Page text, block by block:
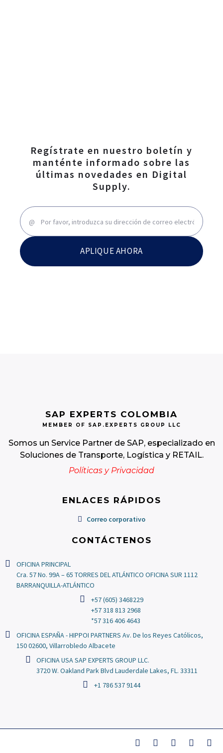
Regístrate en nuestro boletín y
manténte informado sobre las
últimas novedades en Digital
Supply.
APLIQUE AHORA
SAP EXPERTS COLOMBIA
MEMBER OF SAP.EXPERTS GROUP LLC
Somos un Service Partner de SAP, especializado en
Soluciones de Transporte, Logística y RETAIL.
Políticas y Privacidad
ENLACES RÁPIDOS
Correo corporativo
CONTÁCTENOS
OFICINA PRINCIPAL
Cra. 57 No. 99A – 65 TORRES DEL ATLÁNTICO OFICINA SUR 1112
BARRANQUILLA-ATLÁNTICO
+57 (605) 3468229
+57 318 813 2968
*57 316 406 4643
OFICINA ESPAÑA - HIPPOI PARTNERS Av. De los Reyes Católicos,
150 02600, Villarrobledo Albacete
OFICINA USA SAP EXPERTS GROUP LLC.
3720 W. Oakland Park Blvd Lauderdale Lakes, FL. 33311
+1 786 537 9144